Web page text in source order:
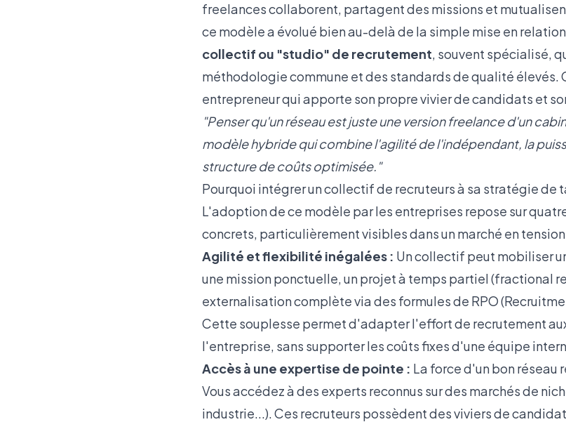
freelances collaborent, partagent des missions et
ce modèle a évolué bien au-delà de la simple mise en
collectif ou "studio" de recrutement, souvent spécialisé,
méthodologie commune et des standards de qualité élevés.
entrepreneur qui apporte son propre vivier de candidats et
"Penser qu'un réseau est juste une version freelance d'un
modèle hybride qui combine l'agilité de l'indépendant, la
structure de coûts optimisée."
Pourquoi intégrer un collectif de recruteurs à sa stratégie de
L'adoption de ce modèle par les entreprises repose sur
concrets, particulièrement visibles dans un marché en
Agilité et flexibilité inégalées : Un collectif peut mobiliser
une mission ponctuelle, un projet à temps partiel (fractional
externalisation complète via des formules de RPO
Cette souplesse permet d'adapter l'effort de recrutement
l'entreprise, sans supporter les coûts fixes d'une équipe
Accès à une expertise de pointe : La force d'un bon réseau
Vous accédez à des experts reconnus sur des marchés de
industrie...). Ces recruteurs possèdent des viviers de